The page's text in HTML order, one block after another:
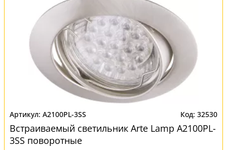
A2100PL-3SS 32530
Встраиваемый светильник Arte Lamp A2100PL-
3SS поворотные